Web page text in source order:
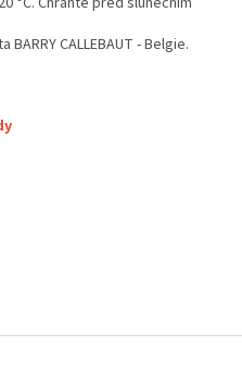
CALLEBAUT - Belgie.